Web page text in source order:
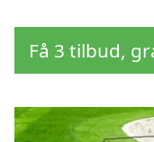
Få 3 tilbud,